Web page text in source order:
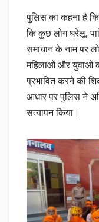
पुलिस का कहना है
कि कुछ लोग घरेलू,
समाधान के नाम पर
महिलाओं और युवाओं
प्रभावित करने की
आधार पर पुलिस ने
सत्यापन किया।